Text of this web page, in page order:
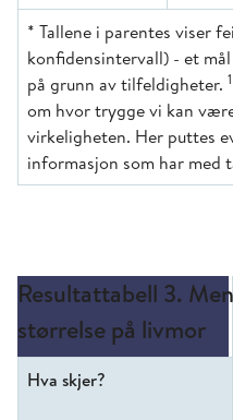
* Tallene i parentes viser
konfidensintervall) - et
på grunn av tilfeldigheter. 1
om hvor trygge vi kan
virkeligheten. Her puttes
informasjon som har med
Resultattabell 3.
størrelse på livmor
Hva skjer?